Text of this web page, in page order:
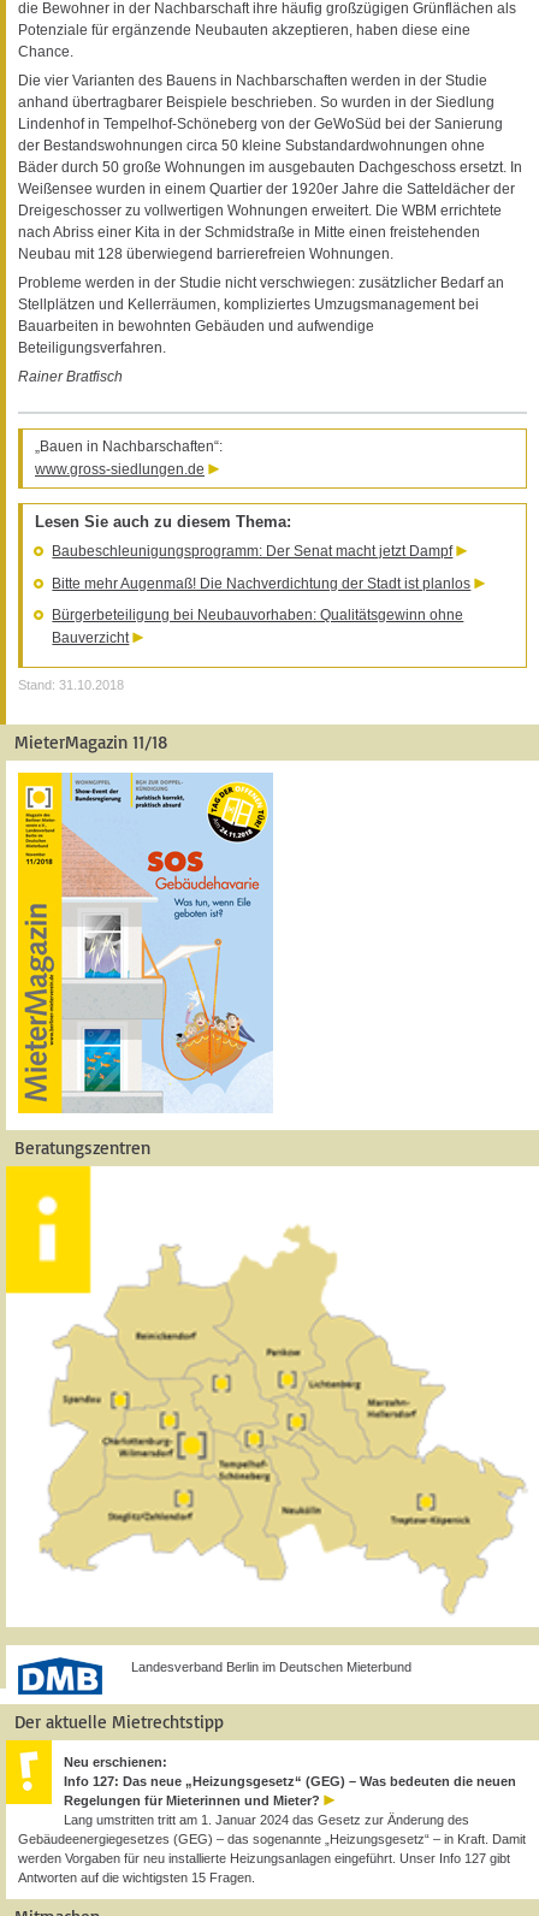
die Bewohner in der Nachbarschaft ihre häufig großzügigen Grünflächen als
Potenziale für ergänzende Neubauten akzeptieren, haben diese eine
Chance.
Die vier Varianten des Bauens in Nachbarschaften werden in der Studie
anhand übertragbarer Beispiele beschrieben. So wurden in der Siedlung
Lindenhof in Tempelhof-Schöneberg von der GeWoSüd bei der Sanierung
der Bestandswohnungen circa 50 kleine Substandardwohnungen ohne
Bäder durch 50 große Wohnungen im ausgebauten Dachgeschoss ersetzt. In
Weißensee wurden in einem Quartier der 1920er Jahre die Satteldächer der
Dreigeschosser zu vollwertigen Wohnungen erweitert. Die WBM errichtete
nach Abriss einer Kita in der Schmidstraße in Mitte einen freistehenden
Neubau mit 128 überwiegend barrierefreien Wohnungen.
Probleme werden in der Studie nicht verschwiegen: zusätzlicher Bedarf an
Stellplätzen und Kellerräumen, kompliziertes Umzugsmanagement bei
Bauarbeiten in bewohnten Gebäuden und aufwendige
Beteiligungsverfahren.
Rainer Bratfisch
„Bauen in Nachbarschaften“:
www.gross-siedlungen.de
Lesen Sie auch zu diesem Thema:
Baubeschleunigungsprogramm: Der Senat macht jetzt Dampf
Bitte mehr Augenmaß! Die Nachverdichtung der Stadt ist planlos
Bürgerbeteiligung bei Neubauvorhaben: Qualitätsgewinn ohne
Bauverzicht
Stand: 31.10.2018
MieterMagazin 11/18
Beratungszentren
Landesverband Berlin im Deutschen Mieterbund
Der aktuelle Mietrechtstipp
Neu erschienen:
Info 127: Das neue „Heizungsgesetz“ (GEG) – Was bedeuten die neuen
Regelungen für Mieterinnen und Mieter?
Lang umstritten tritt am 1. Januar 2024 das Gesetz zur Änderung des
Gebäudeenergiegesetzes (GEG) – das sogenannte „Heizungsgesetz“ – in Kraft. Damit
werden Vorgaben für neu installierte Heizungsanlagen eingeführt. Unser Info 127 gibt
Antworten auf die wichtigsten 15 Fragen.